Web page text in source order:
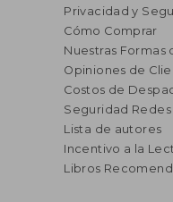
Privacidad y
Cómo Comprar
Nuestras Formas
Opiniones de
Costos de
Seguridad
Lista de autores
Incentivo a la
Libros